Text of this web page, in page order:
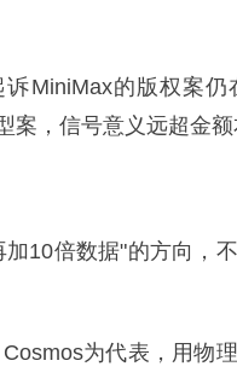
的版权案仍
，信号意义远超金额
倍数据"的方向，
为代表，用物理